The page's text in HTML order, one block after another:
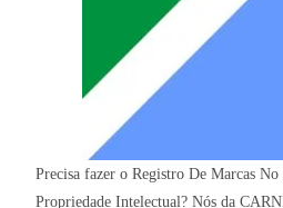
Precisa fazer o Registro De Marcas No
Propriedade Intelectual? Nós da